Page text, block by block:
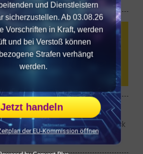
Seite mit Anderen teilen ...
die mit besserem Feedback
wollen
und Dienstleistern
sicherzustellen. Ab 03.08.26
Vorschriften in Kraft, werden
und bei Verstoß können
Strafen verhängt
werden.
Jetzt handeln
der EU-Kommission öffnen